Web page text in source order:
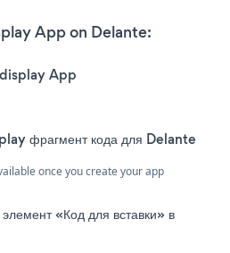
App on Delante:
App
фрагмент кода для Delante
once you create your app
«Код для вставки» в